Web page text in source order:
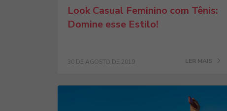
Look Casual Feminino com Tênis:
Domine esse Estilo!
30 DE AGOSTO DE 2019 LER MAIS